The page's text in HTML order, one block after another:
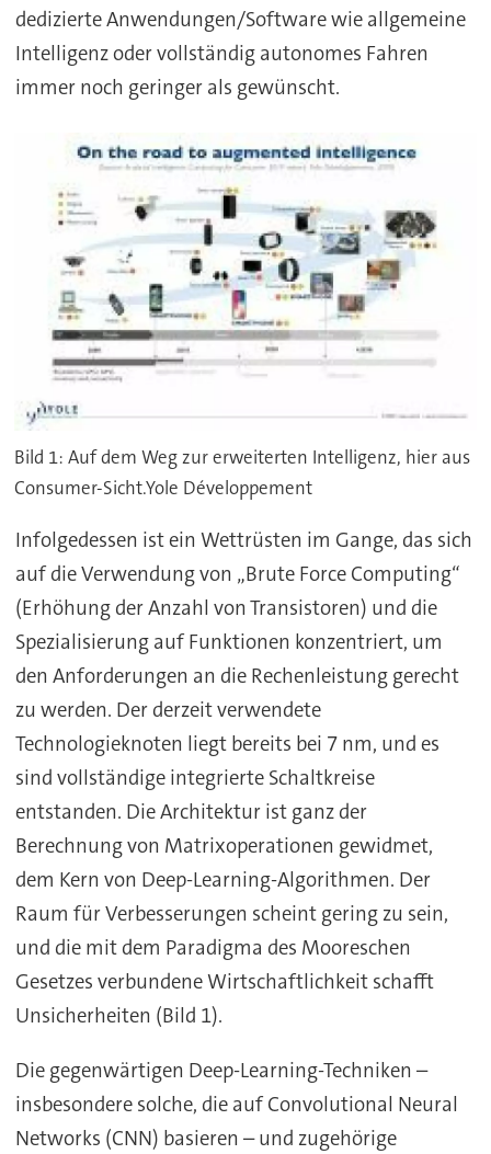
dedizierte Anwendungen/Software wie allgemeine
Intelligenz oder vollständig autonomes Fahren
immer noch geringer als gewünscht.
Bild 1: Auf dem Weg zur erweiterten Intelligenz, hier aus
Consumer-Sicht.Yole Développement
Infolgedessen ist ein Wettrüsten im Gange, das sich
auf die Verwendung von „Brute Force Computing“
(Erhöhung der Anzahl von Transistoren) und die
Spezialisierung auf Funktionen konzentriert, um
den Anforderungen an die Rechenleistung gerecht
zu werden. Der derzeit verwendete
Technologieknoten liegt bereits bei 7 nm, und es
sind vollständige integrierte Schaltkreise
entstanden. Die Architektur ist ganz der
Berechnung von Matrixoperationen gewidmet,
dem Kern von Deep-Learning-Algorithmen. Der
Raum für Verbesserungen scheint gering zu sein,
und die mit dem Paradigma des Mooreschen
Gesetzes verbundene Wirtschaftlichkeit schafft
Unsicherheiten (Bild 1).
Die gegenwärtigen Deep-Learning-Techniken –
insbesondere solche, die auf Convolutional Neural
Networks (CNN) basieren – und zugehörige